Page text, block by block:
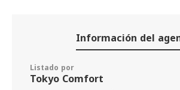
Información del
Listado por
Tokyo Comfort